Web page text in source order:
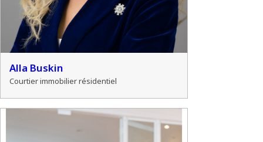
Alla Buskin
Courtier immobilier résidentiel